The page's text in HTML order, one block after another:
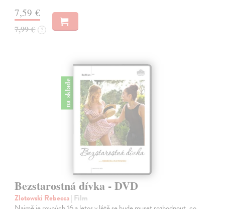
7,59 €
7,99 € ?
na sklade
Bezstarostná dívka - DVD
Zlotowski Rebecca| Film